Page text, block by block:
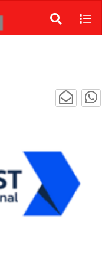
Toggle
search